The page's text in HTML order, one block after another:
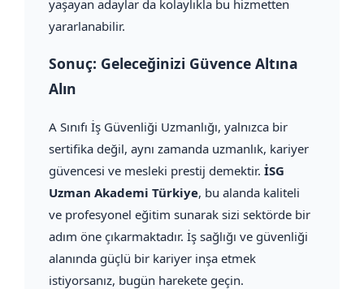
yaşayan adaylar da kolaylıkla bu hizmetten
yararlanabilir.
Sonuç: Geleceğinizi Güvence Altına
Alın
A Sınıfı İş Güvenliği Uzmanlığı, yalnızca bir
sertifika değil, aynı zamanda uzmanlık, kariyer
güvencesi ve mesleki prestij demektir. İSG
Uzman Akademi Türkiye, bu alanda kaliteli
ve profesyonel eğitim sunarak sizi sektörde bir
adım öne çıkarmaktadır. İş sağlığı ve güvenliği
alanında güçlü bir kariyer inşa etmek
istiyorsanız, bugün harekete geçin.